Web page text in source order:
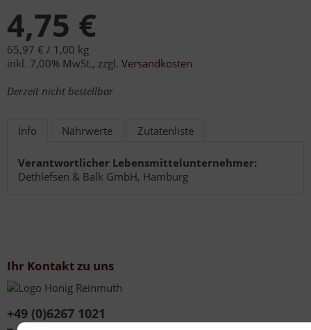
4,75 €
65,97 € / 1,00 kg
inkl. 7,00% MwSt., zzgl. Versandkosten
Derzeit nicht bestellbar
Info Nährwerte Zutatenliste
Verantwortlicher Lebensmittelunternehmer:
Dethlefsen & Balk GmbH, Hamburg
Ihr Kontakt zu uns
+49 (0)6267 1021